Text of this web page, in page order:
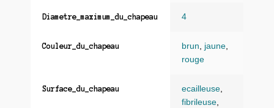
Diametre_maximum_du_chapeau 4
Couleur_du_chapeau brun, jaune,
rouge
Surface_du_chapeau ecailleuse,
fibrileuse,